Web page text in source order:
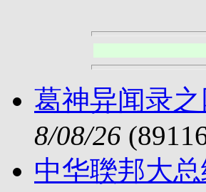
葛神异闻录
8/08/26
中华聫邦大